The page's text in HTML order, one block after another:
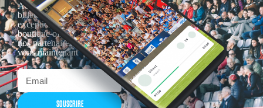
Actualités, nouveautés,
billetterie, remises
exceptionnelles dans la
boutique officielles & chez
nos partenaires… Inscrivez-
vous maintenant
SOUSCRIRE